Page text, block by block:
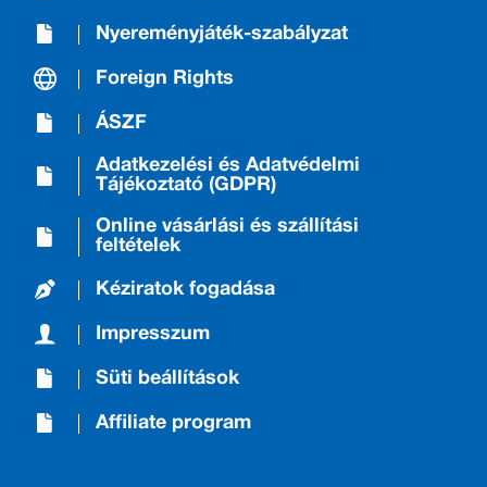
Nyereményjáték-szabályzat
Foreign Rights
ÁSZF
Adatkezelési és Adatvédelmi
Tájékoztató (GDPR)
Online vásárlási és szállítási
feltételek
Kéziratok fogadása
Impresszum
Süti beállítások
Affiliate program